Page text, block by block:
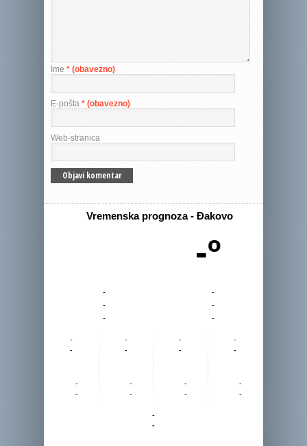
Ime * (obavezno)
E-pošta * (obavezno)
Web-stranica
Vremenska prognoza - Đakovo
-º
-
-
-
-
-
-
-
-
-
-
-
-
-
-
-
-
-
-
-
-
-
-
-
-